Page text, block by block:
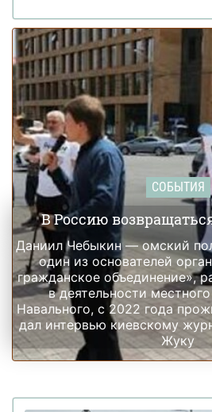
СОБЫТИЯ
В Россию
Даниил Чебыкин — омский
один из основателей
гражданское объединение»,
в деятельности
Навального, с 2022 года
дал интервью киевскому
Жуку